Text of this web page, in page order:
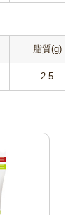
脂質(g)
2.5